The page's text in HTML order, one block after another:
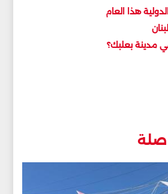
هذا العام
مدينة بعلبك؟
صلة